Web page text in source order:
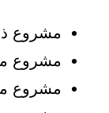
مشروع
مشروع
مشروع